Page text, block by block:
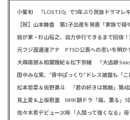
我が家・杉山裕之、自力歩行できるまで回復
大森南朋＆相葉雅紀＆松下奈緒 「大追跡
松本若菜＆佐野勇斗 「君の好きは無敵」第4
佐々木希デビュー20年「人間って強くなる」